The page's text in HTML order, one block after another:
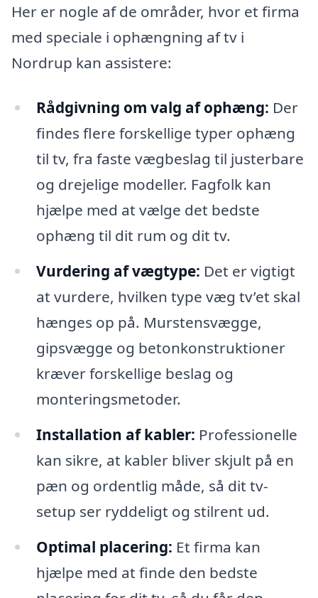
Her er nogle af de områder, hvor et firma
med speciale i ophængning af tv i
Nordrup kan assistere:
Rådgivning om valg af ophæng: Der
findes flere forskellige typer ophæng
til tv, fra faste vægbeslag til justerbare
og drejelige modeller. Fagfolk kan
hjælpe med at vælge det bedste
ophæng til dit rum og dit tv.
Vurdering af vægtype: Det er vigtigt
at vurdere, hvilken type væg tv’et skal
hænges op på. Murstensvægge,
gipsvægge og betonkonstruktioner
kræver forskellige beslag og
monteringsmetoder.
Installation af kabler: Professionelle
kan sikre, at kabler bliver skjult på en
pæn og ordentlig måde, så dit tv-
setup ser ryddeligt og stilrent ud.
Optimal placering: Et firma kan
hjælpe med at finde den bedste